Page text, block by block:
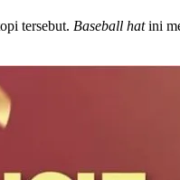
tersebut. Baseball hatini